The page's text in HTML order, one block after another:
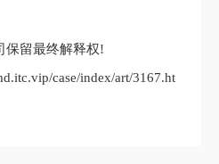
保留最终解释权!
case/index/art/3167.ht